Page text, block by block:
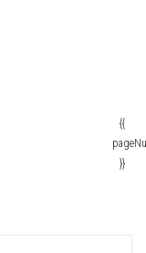
{{
}}